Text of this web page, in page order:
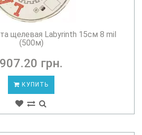
щелевая Labyrinth 15см 8 mil
(500м)
907.20 грн.
КУПИТЬ